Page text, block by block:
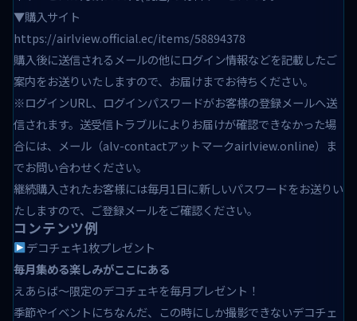
▼購入サイト
https://airlview.official.ec/items/58894378
購入後に送信されるメールの他にログイン情報などを記載したご
案内をお送りいたしますので、お届けまでお待ちください。
※ログインURL、ログインパスワードがお客様の登録メールへ送
信されます。送受信トラブルによりお届けが確認できなかった場
合には、メール（alv-contactアットマークairlview.online）ま
でお問い合わせください。
継続購入されたお客様には毎月1日に新しいパスワードをお送りい
たしますので、ご登録メールをご確認ください。
コンテンツ例
デコチェキ1枚プレゼント
毎月集める楽しみがここにある
えあらば～限定のデコチェキを毎月プレゼント！
季節やイベントにちなんだ、この時にしか撮影できないデコチェ